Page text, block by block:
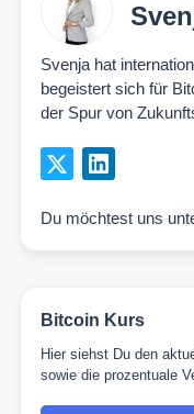
Svenja hat
begeistert sich für
der Spur von
Du möchtest uns
Bitcoin Kurs
Hier siehst Du den
sowie die prozentuale